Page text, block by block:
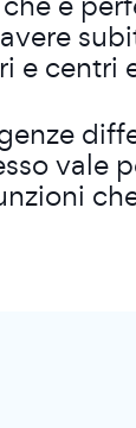
e centri
vale